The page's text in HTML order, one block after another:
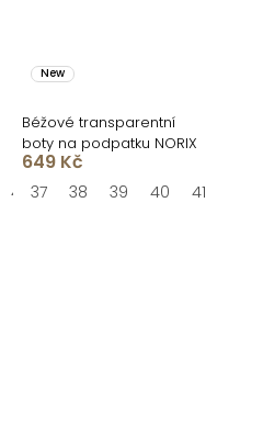
41
New
Béžové transparentní
boty na podpatku NORIX
649 Kč
37 38 39 40 41